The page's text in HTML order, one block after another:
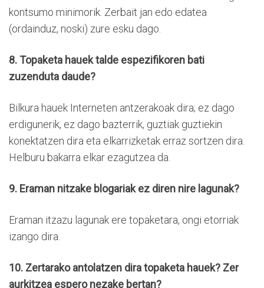
kontsumo minimorik. Zerbait jan edo edatea
(ordainduz, noski) zure esku dago.
8. Topaketa hauek talde espezifikoren bati
zuzenduta daude?
Bilkura hauek Interneten antzerakoak dira; ez dago
erdigunerik, ez dago bazterrik, guztiak guztiekin
konektatzen dira eta elkarrizketak erraz sortzen dira.
Helburu bakarra elkar ezagutzea da.
9. Eraman nitzake blogariak ez diren nire lagunak?
Eraman itzazu lagunak ere topaketara, ongi etorriak
izango dira.
10. Zertarako antolatzen dira topaketa hauek? Zer
aurkitzea espero nezake bertan?